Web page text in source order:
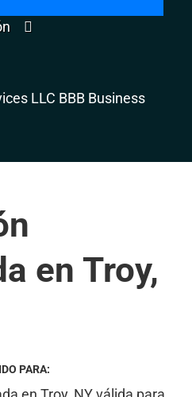
en Troy,
PARA: